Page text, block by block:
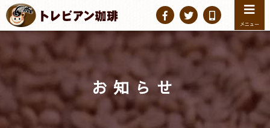
メニュー
お知らせ